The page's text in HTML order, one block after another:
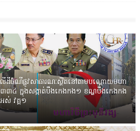
ចំណីផ្លូវសាធារណៈស្ថិតនៅតាមបណ្ដោយមហា
៣៣៤ ក្នុងសង្កាត់បឹងកេងកង១ ខណ្ឌបឹងកេងកង
ស់ វគ្គ១